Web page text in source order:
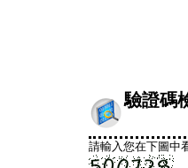
驗證碼
請輸入您在下圖中